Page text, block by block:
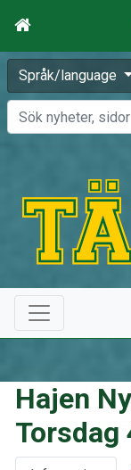
Språk/language
Hajen
Torsdag